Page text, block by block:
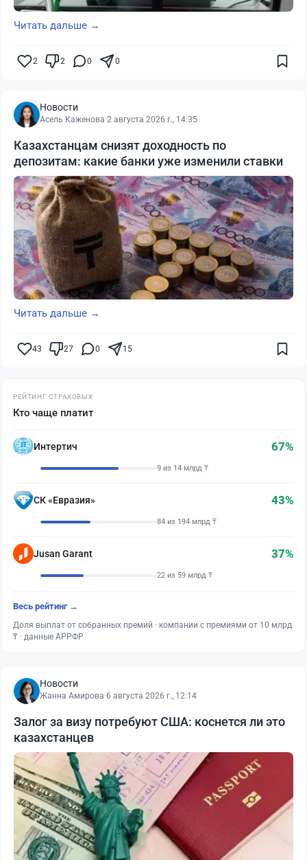
Читать дальше →
2 2 0 0
Новости
Асель Каженова·2 августа 2026 г., 14:35
Казахстанцам снизят доходность по
депозитам: какие банки уже изменили ставки
Читать дальше →
43 27 0 15
РЕЙТИНГ СТРАХОВЫХ
Кто чаще платит
Интертич 67%
9 из 14 млрд ₸
СК «Евразия» 43%
84 из 194 млрд ₸
Jusan Garant 37%
22 из 59 млрд ₸
Весь рейтинг →
Доля выплат от собранных премий · компании с премиями от 10 млрд
₸ · данные АРРФР
Новости
Жанна Амирова·6 августа 2026 г., 12:14
Залог за визу потребуют США: коснется ли это
казахстанцев